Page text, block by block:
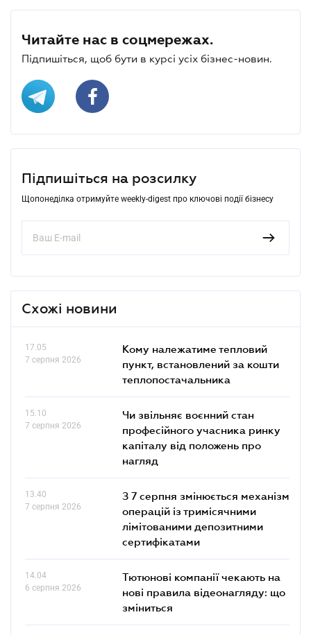
Читайте нас в соцмережах.
Підпишіться, щоб бути в курсі усіх бізнес-новин.
Підпишіться на розсилку
Щопонеділка отримуйте weekly-digest про ключові події бізнесу
Схожі новини
17.05
7 серпня 2026
Кому належатиме тепловий
пункт, встановлений за кошти
теплопостачальника
15.10
7 серпня 2026
Чи звільняє воєнний стан
професійного учасника ринку
капіталу від положень про
нагляд
13.40
7 серпня 2026
З 7 серпня змінюється механізм
операцій із тримісячними
лімітованими депозитними
сертифікатами
14.04
6 серпня 2026
Тютюнові компанії чекають на
нові правила відеонагляду: що
зміниться